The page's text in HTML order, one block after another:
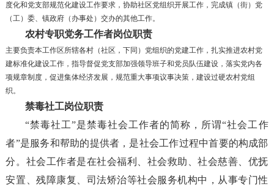
度化和党支部规范化建设工作要求，协助社区党组织开展工作，完成镇（街）党
（工）委、镇政府（办事处）交办的其他工作。
农村专职党务工作者岗位职责
主要负责本工作区所辖各村（社区，下同）党组织的党建工作，扎实推进农村党
建标准化建设工作，指导督促党支部加强领导班子和党员队伍建设，落实党内各
项规章制度，促进集体经济发展，规范重大事项议事决策，建设过硬农村党组
织。
禁毒社工岗位职责
“禁毒社工”是禁毒社会工作者的简称，所谓“社会工作
者”是服务和帮助的提供者，是社会工作过程中首要的构成部
分。社会工作者是在社会福利、社会救助、社会慈善、优抚
安置、残障康复、司法矫治等社会服务机构中，从事专门性